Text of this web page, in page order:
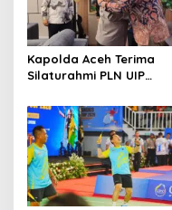
Kapolda Aceh Terima
Silaturahmi PLN UIP
Perkuat Sinergi Dukung
Infrastruktur
Ketenagalistrikan